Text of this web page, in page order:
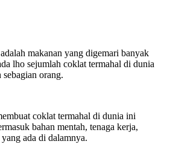
makanan yang digemari banyak
lho sejumlah coklat termahal di dunia
orang.
coklat termahal di dunia ini
bahan mentah, tenaga kerja,
ada di dalamnya.